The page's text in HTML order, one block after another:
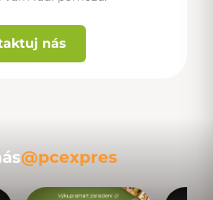
nás
@pcexpres